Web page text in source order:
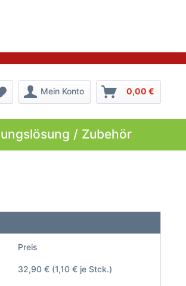
Mein Konto 0,00 €
/ Zubehör
Preis
32,90 € (1,10 € je Stck.)